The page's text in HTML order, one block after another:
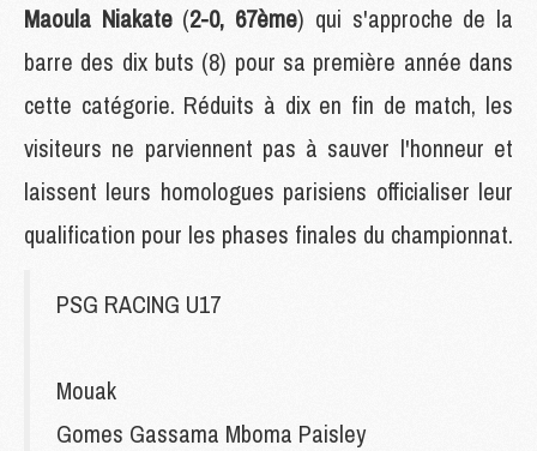
Maoula Niakate (2-0, 67ème) qui s'approche de la
barre des dix buts (8) pour sa première année dans
cette catégorie. Réduits à dix en fin de match, les
visiteurs ne parviennent pas à sauver l'honneur et
laissent leurs homologues parisiens officialiser leur
qualification pour les phases finales du championnat.
PSG RACING U17
Mouak
Gomes Gassama Mboma Paisley